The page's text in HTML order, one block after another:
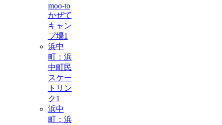
moo-to
かぜて
キャン
プ場1
浜中
町：浜
中町民
スケー
トリン
ク1
浜中
町：浜